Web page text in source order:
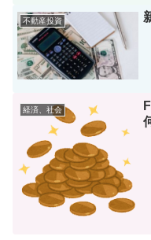
不動産投資
経済、社会